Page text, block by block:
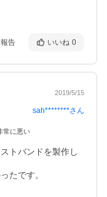
告 いいね 0
2019/5/15
sah********さん
常に悪い
トバンドを製作し
たです。